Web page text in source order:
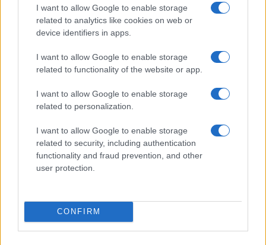
I want to allow Google to enable storage
related to analytics like cookies on web or
device identifiers in apps.
I want to allow Google to enable storage
related to functionality of the website or app.
I want to allow Google to enable storage
related to personalization.
I want to allow Google to enable storage
related to security, including authentication
functionality and fraud prevention, and other
user protection.
CONFIRM
ΟΙΚΟΝΟΜΙΑ
e-ΕΦΚΑ: Εκτός λειτουργίας για μία εβδομάδα οι
ηλεκτρονικές υπηρεσίες του ΚΕΑΟ – Τι πρέπει να
γνωρίζουν οι οφειλέτες
ΟΙΚΟΝΟΜΙΑ